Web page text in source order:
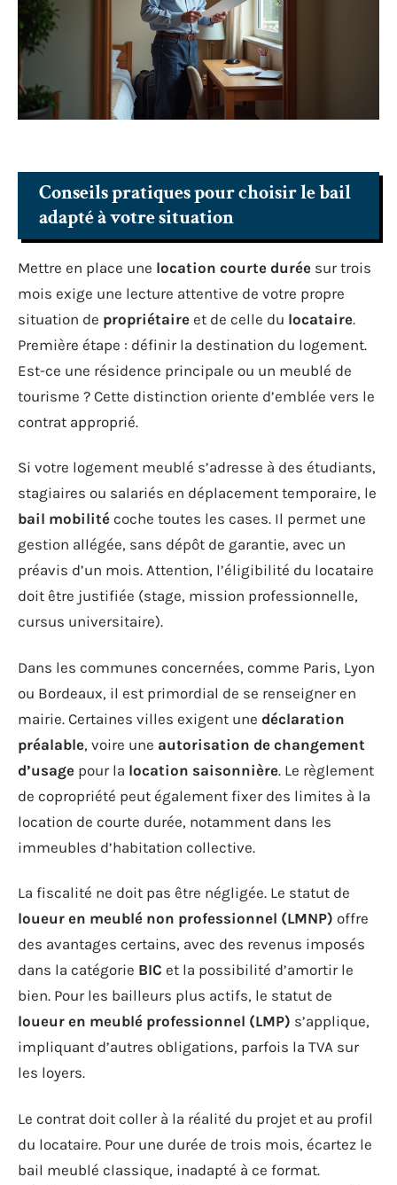
Conseils pratiques pour choisir le bail
adapté à votre situation
Mettre en place une location courte durée sur trois
mois exige une lecture attentive de votre propre
situation de propriétaire et de celle du locataire.
Première étape : définir la destination du logement.
Est-ce une résidence principale ou un meublé de
tourisme ? Cette distinction oriente d’emblée vers le
contrat approprié.
Si votre logement meublé s’adresse à des étudiants,
stagiaires ou salariés en déplacement temporaire, le
bail mobilité coche toutes les cases. Il permet une
gestion allégée, sans dépôt de garantie, avec un
préavis d’un mois. Attention, l’éligibilité du locataire
doit être justifiée (stage, mission professionnelle,
cursus universitaire).
Dans les communes concernées, comme Paris, Lyon
ou Bordeaux, il est primordial de se renseigner en
mairie. Certaines villes exigent une déclaration
préalable, voire une autorisation de changement
d’usage pour la location saisonnière. Le règlement
de copropriété peut également fixer des limites à la
location de courte durée, notamment dans les
immeubles d’habitation collective.
La fiscalité ne doit pas être négligée. Le statut de
loueur en meublé non professionnel (LMNP) offre
des avantages certains, avec des revenus imposés
dans la catégorie BIC et la possibilité d’amortir le
bien. Pour les bailleurs plus actifs, le statut de
loueur en meublé professionnel (LMP) s’applique,
impliquant d’autres obligations, parfois la TVA sur
les loyers.
Le contrat doit coller à la réalité du projet et au profil
du locataire. Pour une durée de trois mois, écartez le
bail meublé classique, inadapté à ce format.